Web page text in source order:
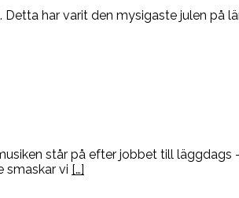
har varit den mysigaste julen på
står på efter jobbet till läggdags
smaskar vi […]